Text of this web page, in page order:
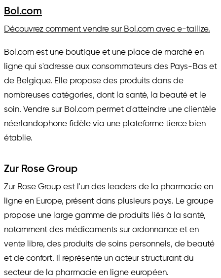
Bol.com
Découvrez comment vendre sur Bol.com avec e-tailize.
Bol.com est une boutique et une place de marché en
ligne qui s'adresse aux consommateurs des Pays-Bas et
de Belgique. Elle propose des produits dans de
nombreuses catégories, dont la santé, la beauté et le
soin. Vendre sur Bol.com permet d'atteindre une clientèle
néerlandophone fidèle via une plateforme tierce bien
établie.
Zur Rose Group
Zur Rose Group est l'un des leaders de la pharmacie en
ligne en Europe, présent dans plusieurs pays. Le groupe
propose une large gamme de produits liés à la santé,
notamment des médicaments sur ordonnance et en
vente libre, des produits de soins personnels, de beauté
et de confort. Il représente un acteur structurant du
secteur de la pharmacie en ligne européen.